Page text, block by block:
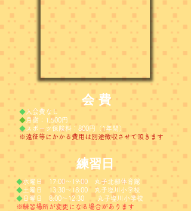
会 費
◆ 入会費なし
◆月謝：1,500円
◆スポーツ保険料：800円（1年間）
​※遠征等にかかる費用は別途徴収させて頂きます
練習日
◆水曜日 17:00～19:00 丸子北部体育館
◆土曜日 13:30～18:00 丸子塩川小学校
◆日曜日 8:00～12:30 丸子塩川小学校
※練習場所が変更になる場合があります